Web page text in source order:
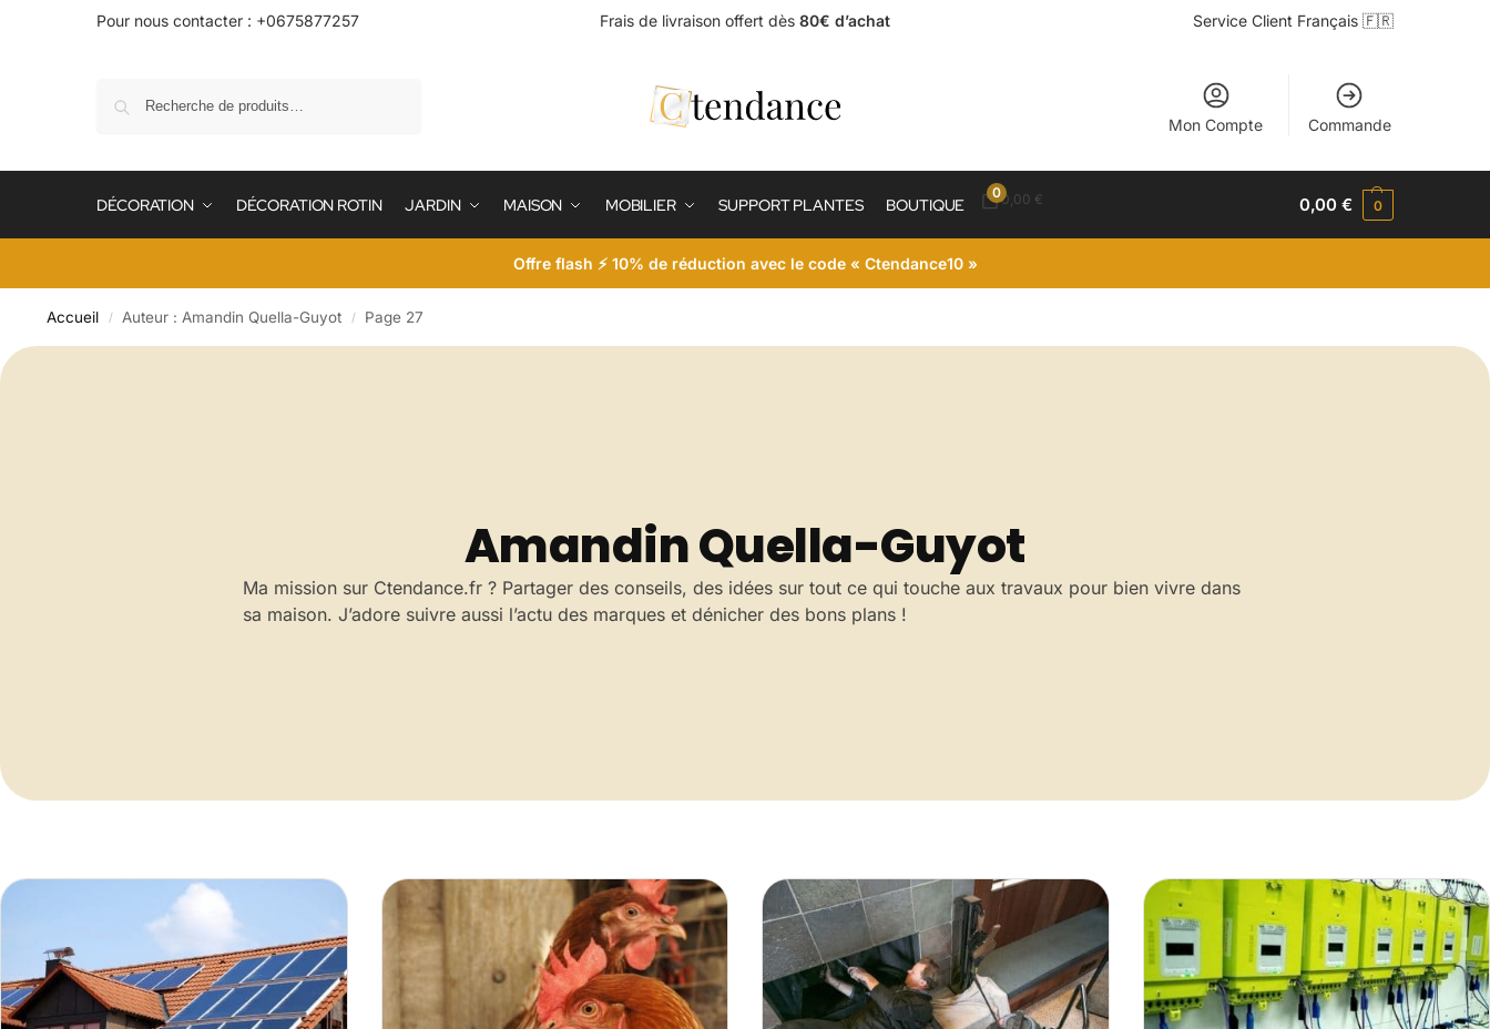
Pour nous contacter : +0675877257 Frais de livraison offert dès 80€ d’achat Service Client Français 🇫🇷
Mon Compte Commande
DÉCORATION DÉCORATION ROTIN JARDIN MAISON MOBILIER SUPPORT PLANTES BOUTIQUE
00,00 € 0,00€ 0
Offre flash ⚡ 10% de réduction avec le code « Ctendance10 »
Accueil / Auteur : Amandin Quella-Guyot / Page 27
Amandin Quella-Guyot
Ma mission sur Ctendance.fr ? Partager des conseils, des idées sur tout ce qui touche aux travaux pour bien vivre dans
sa maison. J’adore suivre aussi l’actu des marques et dénicher des bons plans !